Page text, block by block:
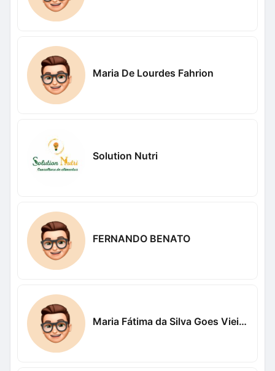
Maria De Lourdes Fahrion
Solution Nutri
FERNANDO BENATO
Maria Fátima da Silva Goes Vieira Vieira